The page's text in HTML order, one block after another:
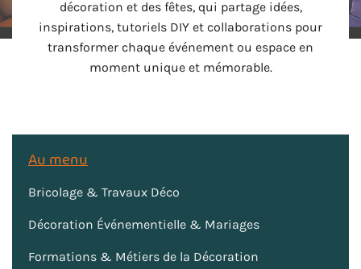
décoration et des fêtes, qui partage idées,
inspirations, tutoriels DIY et collaborations pour
transformer chaque événement ou espace en
moment unique et mémorable.
Au menu
Bricolage & Travaux Déco
Décoration Événementielle & Mariages
Formations & Métiers de la Décoration